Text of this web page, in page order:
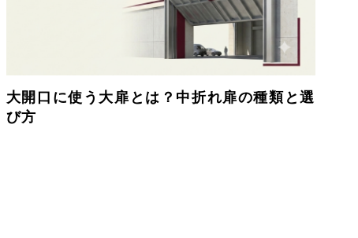
大開口に使う大扉とは？中折れ扉の種類と選
び方